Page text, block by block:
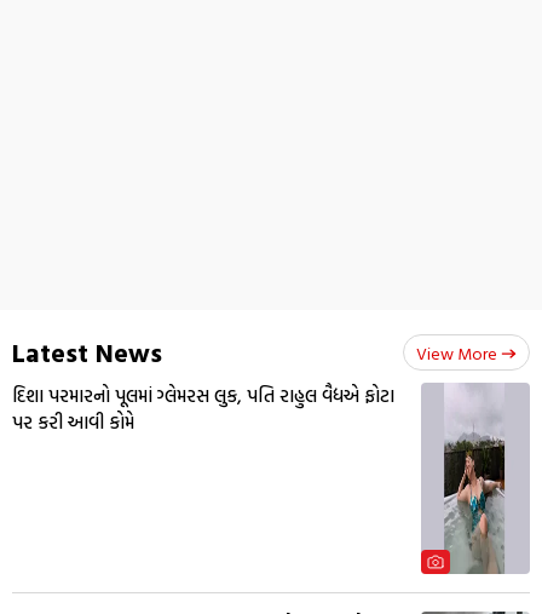
Latest News View More
દિશા પરમારનો પૂલમાં ગ્લેમરસ લુક, પતિ રાહુલ વૈદ્યએ ફોટા
પર કરી આવી કોમે